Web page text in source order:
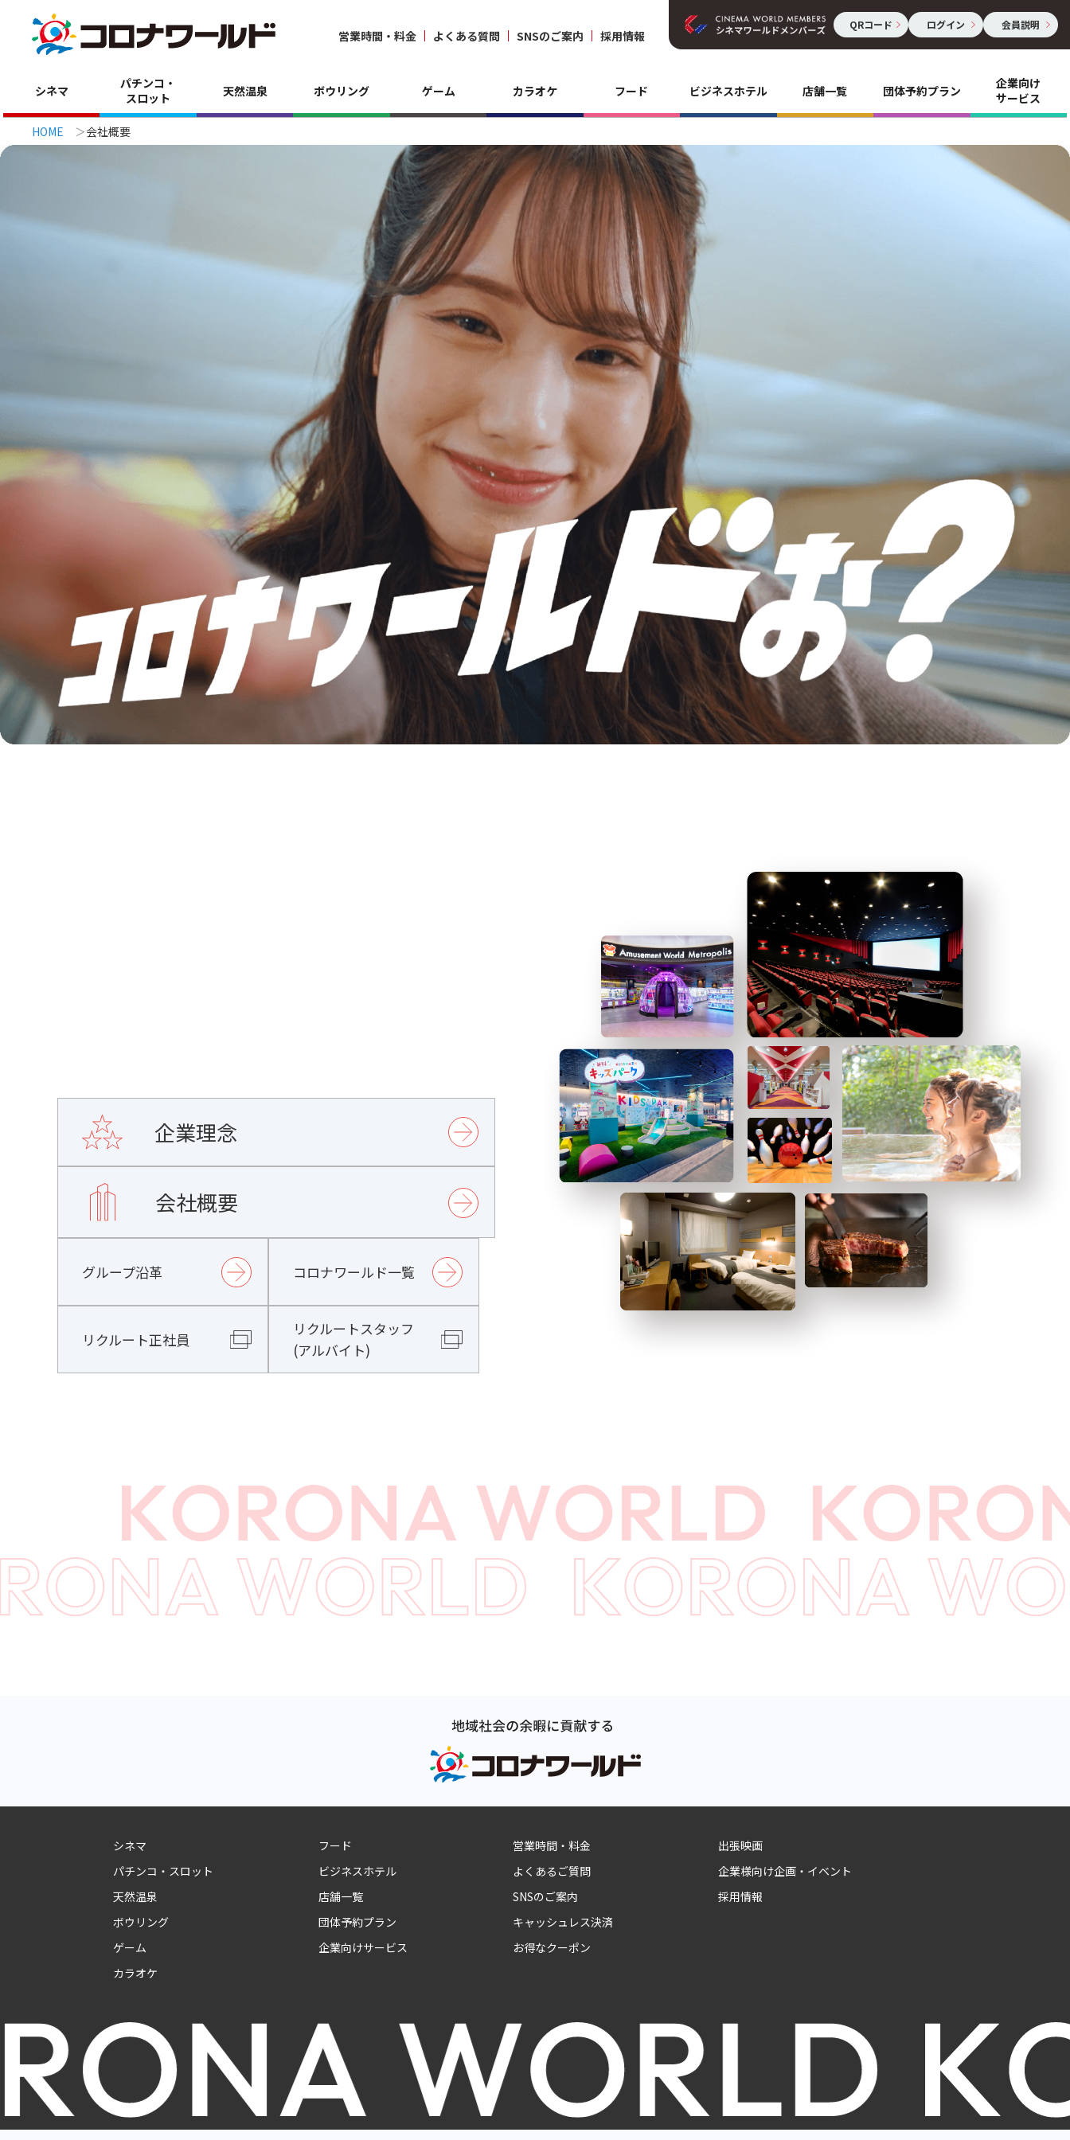
営業時間・料金 よくある質問 SNSのご案内 採用情報
QRコード ログイン 会員説明
シネマ
パチンコ・
スロット
天然温泉 ボウリング ゲーム カラオケ フード ビジネスホテル 店舗一覧 団体予約プラン
企業向け
サービス
HOME 会社概要
企業理念
会社概要
グループ沿革 コロナワールド一覧
リクルート正社員
リクルートスタッフ
(アルバイト)
シネマ
パチンコ・スロット
天然温泉
ボウリング
ゲーム
カラオケ
フード
ビジネスホテル
店舗一覧
団体予約プラン
企業向けサービス
営業時間・料金
よくあるご質問
SNSのご案内
キャッシュレス決済
お得なクーポン
出張映画
企業様向け企画・イベント
採用情報